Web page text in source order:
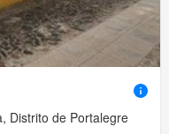
Distrito de Portalegre